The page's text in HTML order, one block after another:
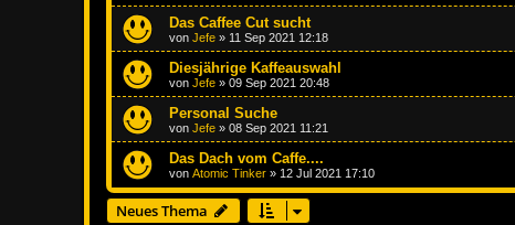
Das Caffee Cut sucht
von Jefe » 11 Sep 2021 12:18
Diesjährige Kaffeauswahl
von Jefe » 09 Sep 2021 20:48
Personal Suche
von Jefe » 08 Sep 2021 11:21
Das Dach vom Caffe....
von Atomic Tinker » 12 Jul 2021 17:10
Neues Thema